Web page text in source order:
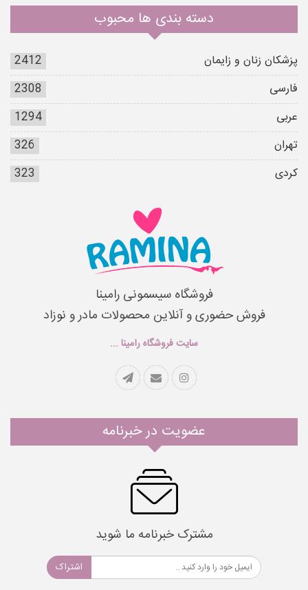
دسته بندی ها محبوب
پزشکان زنان و زایمان
2412
فارسی
2308
عربی
1294
تهران
326
کردی
323
فروشگاه سیسمونی رامینا
فروش حضوری و آنلاین محصولات مادر و نوزاد
سایت فروشگاه رامینا ...
عضویت در خبرنامه
مشترک خبرنامه ما شوید
اشتراک